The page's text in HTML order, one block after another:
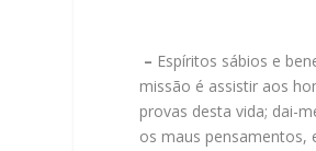
– Espíritos sábios e
missão é assistir aos
provas desta vida; dai-
os maus pensamentos,